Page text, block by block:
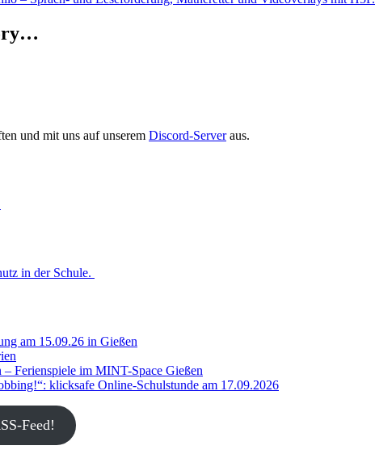
und mit uns auf unserem Discord-Serveraus.
in der Schule.
am 15.09.26 in Gießen
Ferienspiele im MINT-Space Gießen
klicksafe Online-Schulstunde am 17.09.2026
Feed!